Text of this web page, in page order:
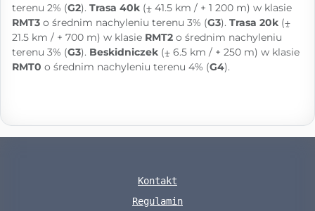
terenu 2% (G2). Trasa 40k (⨦ 41.5 km / + 1 200 m) w klasie
RMT3 o średnim nachyleniu terenu 3% (G3). Trasa 20k (⨦
21.5 km / + 700 m) w klasie RMT2 o średnim nachyleniu
terenu 3% (G3). Beskidniczek (⨦ 6.5 km / + 250 m) w klasie
RMT0 o średnim nachyleniu terenu 4% (G4).
Kontakt
Regulamin